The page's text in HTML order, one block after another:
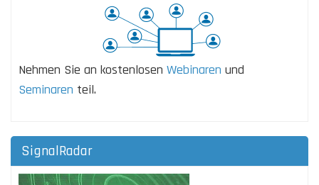
Nehmen Sie an kostenlosen Webinaren und
Seminaren teil.
SignalRadar